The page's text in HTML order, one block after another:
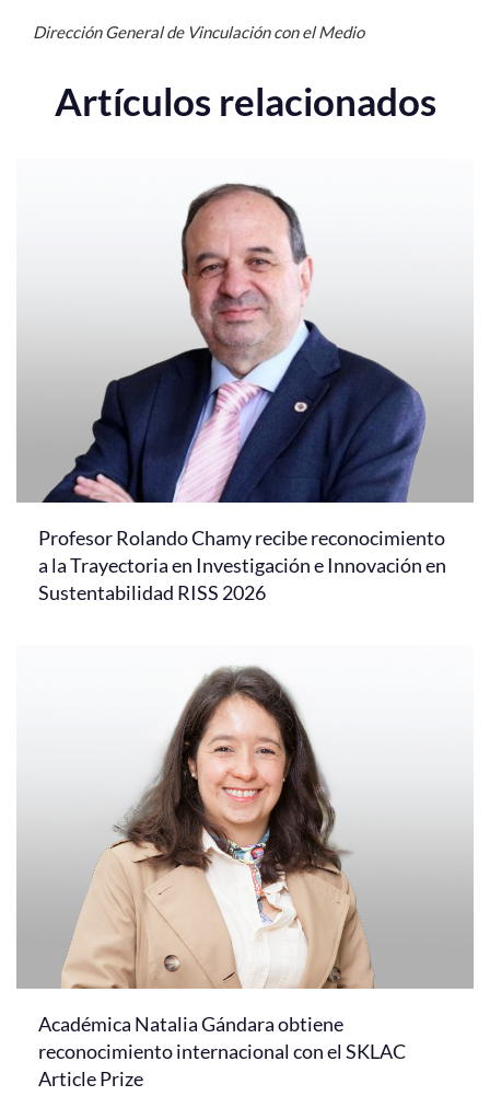
Dirección General de Vinculación con el Medio
Artículos relacionados
Profesor Rolando Chamy recibe reconocimiento
a la Trayectoria en Investigación e Innovación en
Sustentabilidad RISS 2026
Académica Natalia Gándara obtiene
reconocimiento internacional con el SKLAC
Article Prize